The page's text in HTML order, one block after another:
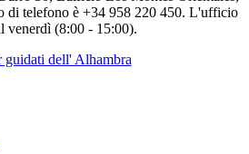
di telefono è +34 958 220 450. L'ufficio
venerdì (8:00 - 15:00).